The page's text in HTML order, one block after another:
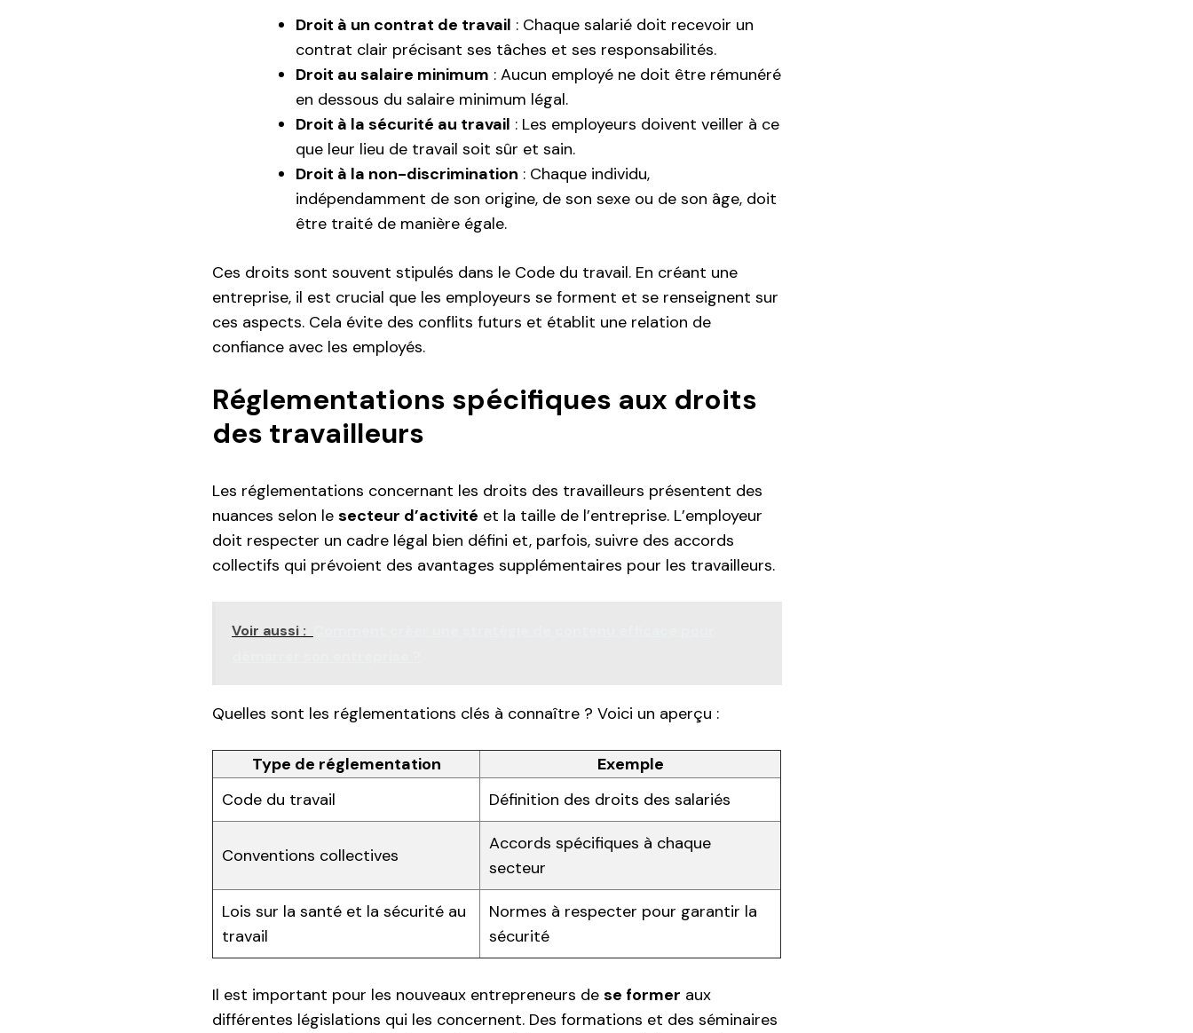
Droit à un contrat de travail : Chaque salarié doit recevoir un
contrat clair précisant ses tâches et ses responsabilités.
Droit au salaire minimum : Aucun employé ne doit être rémunéré
en dessous du salaire minimum légal.
Droit à la sécurité au travail : Les employeurs doivent veiller à ce
que leur lieu de travail soit sûr et sain.
Droit à la non-discrimination : Chaque individu,
indépendamment de son origine, de son sexe ou de son âge, doit
être traité de manière égale.
Ces droits sont souvent stipulés dans le Code du travail. En créant une
entreprise, il est crucial que les employeurs se forment et se renseignent sur
ces aspects. Cela évite des conflits futurs et établit une relation de
confiance avec les employés.
Réglementations spécifiques aux droits
des travailleurs
Les réglementations concernant les droits des travailleurs présentent des
nuances selon le secteur d’activité et la taille de l’entreprise. L’employeur
doit respecter un cadre légal bien défini et, parfois, suivre des accords
collectifs qui prévoient des avantages supplémentaires pour les travailleurs.
Voir aussi :
Quelles sont les réglementations clés à connaître ? Voici un aperçu :
Type de réglementation
Exemple
Code du travail
Définition des droits des salariés
Conventions collectives
Accords spécifiques à chaque
secteur
Lois sur la santé et la sécurité au
travail
Normes à respecter pour garantir la
sécurité
Il est important pour les nouveaux entrepreneurs de se former aux
différentes législations qui les concernent. Des formations et des séminaires